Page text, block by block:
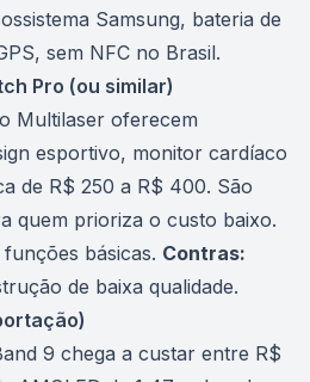
Samsung, bateria de
sem NFC no Brasil.
Pro (ou similar)
Multilaser oferecem
esportivo, monitor cardíaco
de R$ 250 a R$ 400. São
quem prioriza o custo baixo.
básicas. Contras:
de baixa qualidade.
9 chega a custar entre R$